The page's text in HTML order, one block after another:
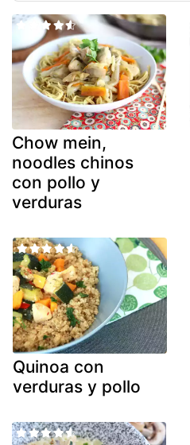
Chow mein,
noodles chinos
con pollo y
verduras
Quinoa con
verduras y pollo